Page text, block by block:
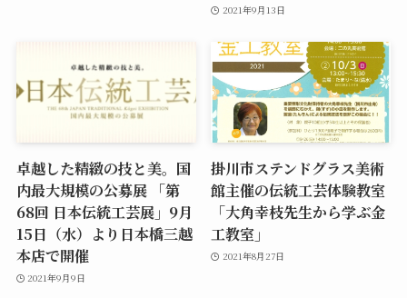
2021年9月13日
卓越した精緻の技と美。国
内最大規模の公募展 「第
68回 日本伝統工芸展」9月
15日（水）より日本橋三越
本店で開催
2021年9月9日
掛川市ステンドグラス美術
館主催の伝統工芸体験教室
「大角幸枝先生から学ぶ金
工教室」
2021年8月27日